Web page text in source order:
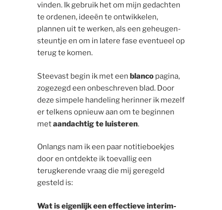
vinden. Ik gebruik het om mijn gedachten
te ordenen, ideeën te ontwikkelen,
plannen uit te werken, als een geheugen-
steuntje en om in latere fase eventueel op
terug te komen.
Steevast begin ik met een blanco pagina,
zogezegd een onbeschreven blad. Door
deze simpele handeling herinner ik mezelf
er telkens opnieuw aan om te beginnen
metaandachtig te luisteren.
Onlangs nam ik een paar notitieboekjes
door en ontdekte ik toevallig een
terugkerende vraag die mij geregeld
gesteld is:
Wat is eigenlijk een effectieve interim-